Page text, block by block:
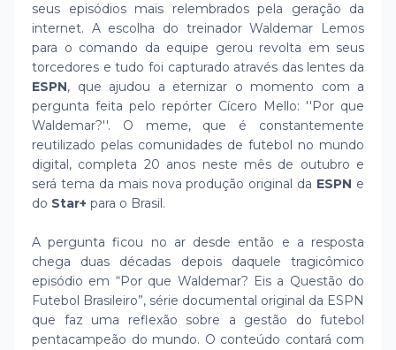
seus episódios mais relembrados pela geração da
internet. A escolha do treinador Waldemar Lemos
para o comando da equipe gerou revolta em seus
torcedores e tudo foi capturado através das lentes da
ESPN, que ajudou a eternizar o momento com a
pergunta feita pelo repórter Cícero Mello: ''Por que
Waldemar?''. O meme, que é constantemente
reutilizado pelas comunidades de futebol no mundo
digital, completa 20 anos neste mês de outubro e
será tema da mais nova produção original da ESPN e
do Star+ para o Brasil.
A pergunta ficou no ar desde então e a resposta
chega duas décadas depois daquele tragicômico
episódio em “Por que Waldemar? Eis a Questão do
Futebol Brasileiro”, série documental original da ESPN
que faz uma reflexão sobre a gestão do futebol
pentacampeão do mundo. O conteúdo contará com